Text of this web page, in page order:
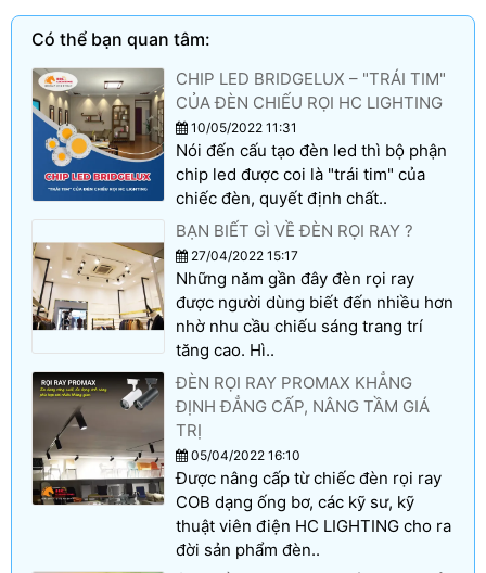
Có thể bạn quan tâm:
CHIP LED BRIDGELUX – "TRÁI TIM"
CỦA ĐÈN CHIẾU RỌI HC LIGHTING
10/05/2022 11:31
Nói đến cấu tạo đèn led thì bộ phận
chip led được coi là "trái tim" của
chiếc đèn, quyết định chất..
BẠN BIẾT GÌ VỀ ĐÈN RỌI RAY ?
27/04/2022 15:17
Những năm gần đây đèn rọi ray
được người dùng biết đến nhiều hơn
nhờ nhu cầu chiếu sáng trang trí
tăng cao. Hì..
ĐÈN RỌI RAY PROMAX KHẲNG
ĐỊNH ĐẲNG CẤP, NÂNG TẦM GIÁ
TRỊ
05/04/2022 16:10
Được nâng cấp từ chiếc đèn rọi ray
COB dạng ống bơ, các kỹ sư, kỹ
thuật viên điện HC LIGHTING cho ra
đời sản phẩm đèn..